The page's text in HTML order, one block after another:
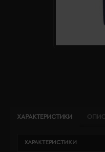
ХАРАКТЕРИСТИКИ ОПИС
ХАРАКТЕРИСТИКИ